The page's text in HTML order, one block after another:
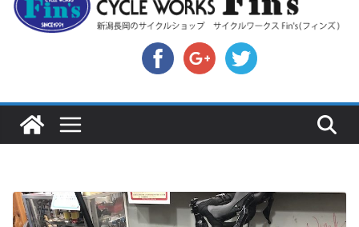
LAZER 最高峰ヘルメットが３０〜４０％OFF セール
店頭のセールバイク在庫 ロードバイク、MTB、クロス
【 重要 】お支払いについて ＆ クロスバイクのカスタ
ムと、入荷してきました人気商品ピックアップ！